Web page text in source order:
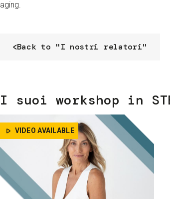
aging.
Back to "I nostri relatori"
I suoi workshop in
VIDEO AVAILABLE